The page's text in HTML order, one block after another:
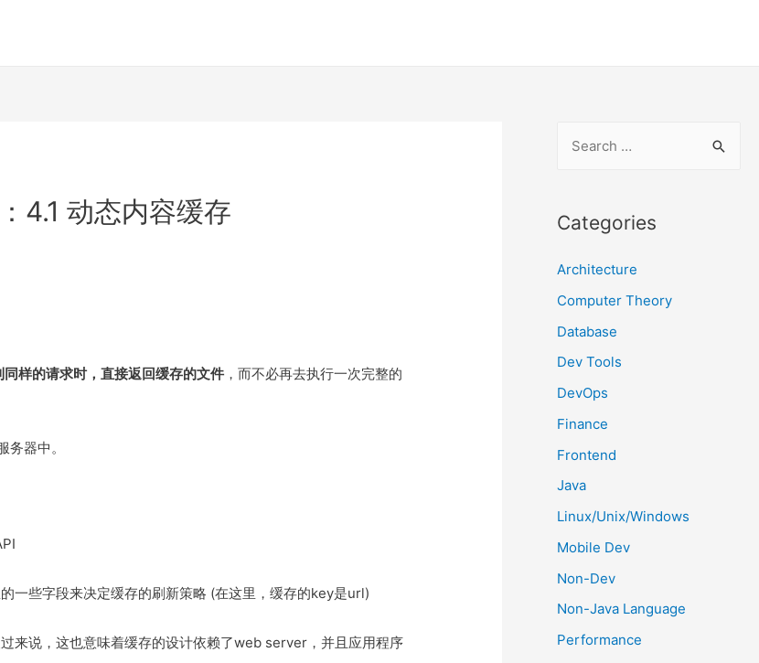
4.1 动态内容缓存
样的请求时，直接返回缓存的文件 ，而不必再去执行一次完整的
器中。
些字段来决定缓存的刷新策略 (在这里，缓存的key是url)
来说，这也意味着缓存的设计依赖了web server，并且应用程序
r
h
f
o
r
Categories
Architecture
Computer Theory
Database
Dev Tools
DevOps
Finance
Frontend
Java
Linux/Unix/Windows
Mobile Dev
Non-Dev
Non-Java Language
Performance